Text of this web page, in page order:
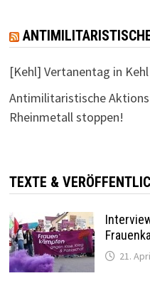
[Kehl] Vertanentag in
Antimilitaristische
Rheinmetall stoppen!
TEXTE &
21.